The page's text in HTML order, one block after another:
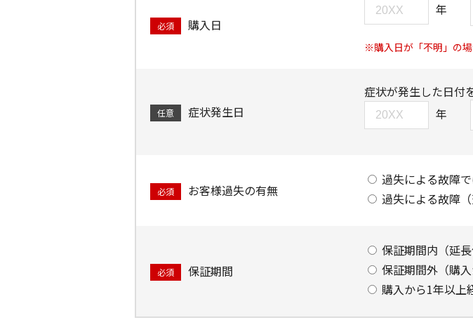
必須 購入日
年
※購入日が「不明」の
任意 症状発生日
症状が発生した日付
年
必須 お客様過失の有無
過失による故障
過失による故障
必須 保証期間
保証期間内（延長
保証期間外（購
購入から1年以上